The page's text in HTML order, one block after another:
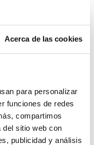
Acerca de las cookies
para personalizar
funciones de redes
compartimos
del sitio web con
publicidad y análisis
prestará sus
desde el 07
a través del
, la
queda
periodo.